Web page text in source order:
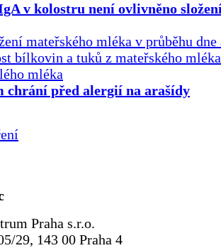
v kolostru není ovlivněno
mateřského mléka v průběhu dne
bílkovin a tuků z mateřského
mléka
chrání před alergií na arašídy
Praha s.r.o.
29, 143 00 Praha 4